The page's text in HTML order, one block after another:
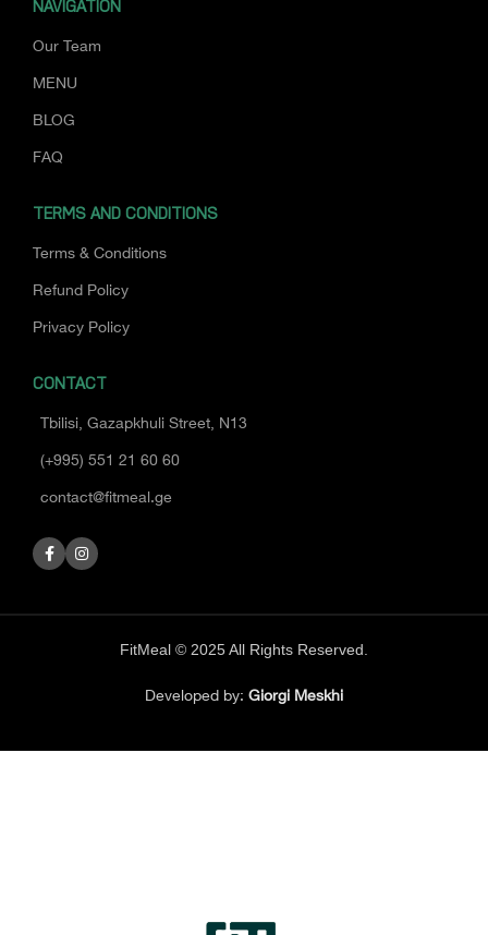
NAVIGATION
Our Team
MENU
BLOG
FAQ
TERMS AND CONDITIONS
Terms & Conditions
Refund Policy
Privacy Policy
CONTACT
Tbilisi, Gazapkhuli Street, N13
(+995) 551 21 60 60
contact@fitmeal.ge
FitMeal © 2025 All Rights Reserved.
Developed by: Giorgi Meskhi